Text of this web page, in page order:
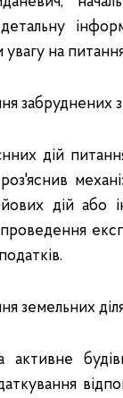
на
забруднених
дій
дій або
земельних
активне